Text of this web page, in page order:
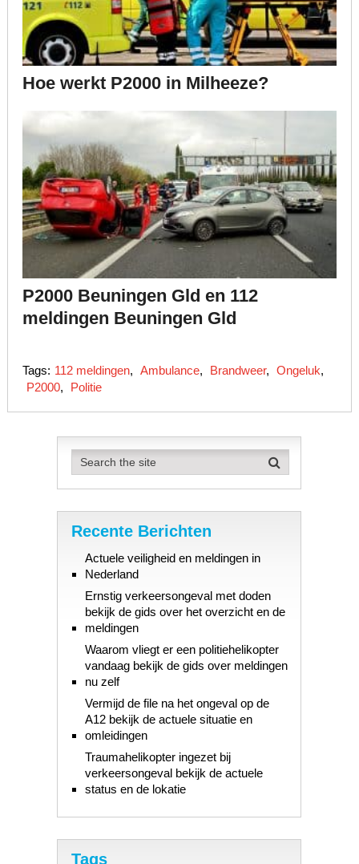
Hoe werkt P2000 in Milheeze?
P2000 Beuningen Gld en 112
meldingen Beuningen Gld
Tags: 112 meldingen, Ambulance, Brandweer, Ongeluk,
P2000, Politie
Recente Berichten
Actuele veiligheid en meldingen in
Nederland
Ernstig verkeersongeval met doden
bekijk de gids over het overzicht en de
meldingen
Waarom vliegt er een politiehelikopter
vandaag bekijk de gids over meldingen
nu zelf
Vermijd de file na het ongeval op de
A12 bekijk de actuele situatie en
omleidingen
Traumahelikopter ingezet bij
verkeersongeval bekijk de actuele
status en de lokatie
Tags